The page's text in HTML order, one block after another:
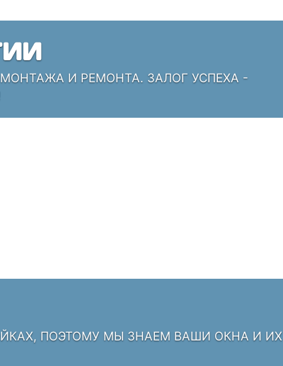
И РЕМОНТА. ЗАЛОГ УСПЕХА -
ПОЭТОМУ МЫ ЗНАЕМ ВАШИ ОКНА И ИХ